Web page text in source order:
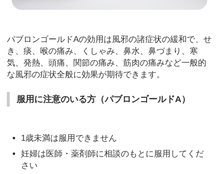
パブロンゴールドAの効用は風邪の諸症状の緩和で、せ
き、痰、喉の痛み、くしゃみ、鼻水、鼻づまり、寒
気、発熱、頭痛、関節の痛み、筋肉の痛みなど一般的
な風邪の症状全般に効果が期待できます。
服用に注意のいる方（パブロンゴールドA）
1歳未満は服用できません
妊婦は医師・薬剤師に相談のもとに服用してくだ
さい